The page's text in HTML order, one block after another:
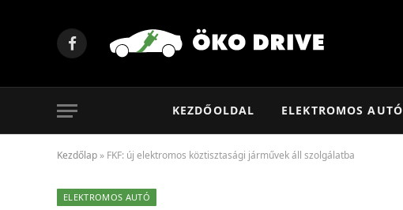
Facebook
KEZDŐOLDAL ELEKTROMOS AUTÓ
Kezdőlap » FKF: új elektromos köztisztasági járművek áll szolgálatba
ELEKTROMOS AUTÓ